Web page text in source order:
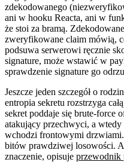
zdekodowanego
ani w hooku Reacta, ani w
że stoi za bramą.
zweryfikowane claim mówią,
podsuwa serwerowi ręcznie
signature, może wstawić w
sprawdzenie signature go
Jeszcze jeden szczegół o
entropia sekretu rozstrzyga
sekret poddaje się brute-force
atakujący przechwyci, a
wchodzi frontowymi
bitów prawdziwej losowości.
znaczenie, opisuje przewodnik